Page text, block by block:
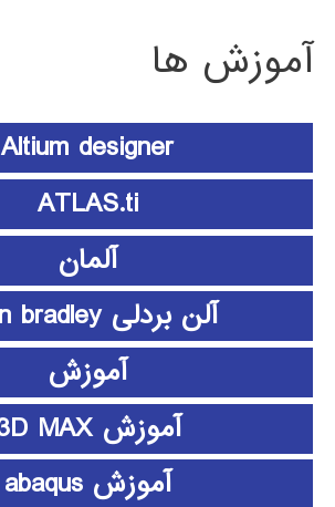
آموزش ها
Altium designer
ATLAS.ti
آلمان
آلن بردلی Allen bradley
آموزش
آموزش 3D MAX
آموزش abaqus